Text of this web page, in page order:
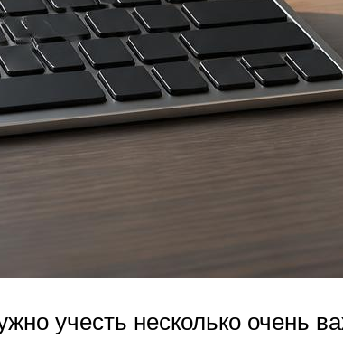
учесть несколько очень